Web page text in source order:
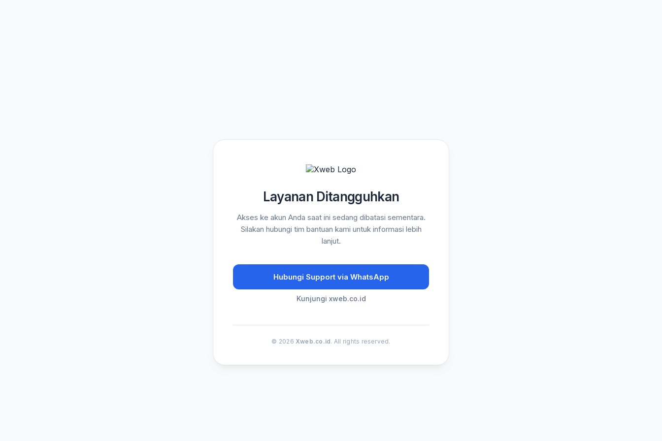
Layanan Ditangguhkan
Akses ke akun Anda saat ini sedang dibatasi sementara.
Silakan hubungi tim bantuan kami untuk informasi lebih
lanjut.
Hubungi Support via WhatsApp
Kunjungi xweb.co.id
© 2026 Xweb.co.id. All rights reserved.